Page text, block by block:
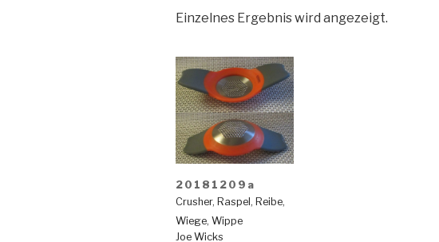
Einzelnes Ergebnis wird angezeigt.
20181209a
Crusher, Raspel, Reibe,
Wiege, Wippe
Joe Wicks